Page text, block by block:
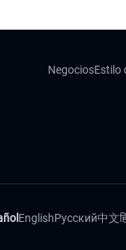
NegociosEstilo
EnglishРусский中文